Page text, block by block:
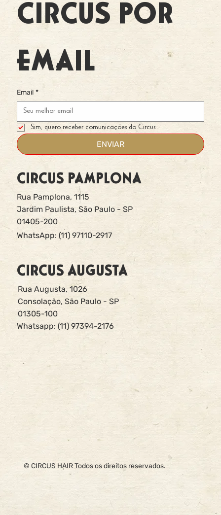
CIRCUS AUGUSTA
Rua Augusta, 1026
Consolação, São Paulo - SP
01305-100
Whatsapp: (11) 97394-2176
CIRCUS PAMPLONA
Rua Pamplona, 1115
Jardim Paulista, São Paulo - SP
01405-200
WhatsApp: (11) 97110-2917
CIRCUS POR
EMAIL
Email *
Sim, quero receber comunicações do Circus
ENVIAR
© CIRCUS HAIR Todos os direitos reservados.